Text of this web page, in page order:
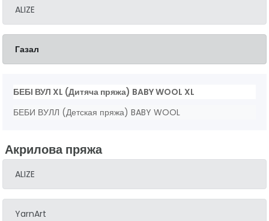
ALIZE
Газал
БЕБІ ВУЛ XL (Дитяча пряжа) BABY WOOL XL
БЕБИ ВУЛЛ (Детская пряжа) BABY WOOL
Акрилова пряжа
ALIZE
YarnArt